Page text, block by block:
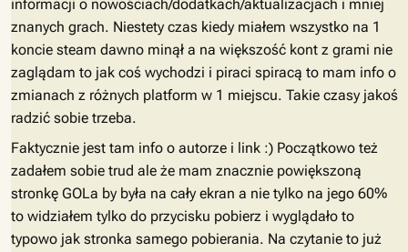
informacji o nowościach/dodatkach/aktualizacjach i mniej
znanych grach. Niestety czas kiedy miałem wszystko na 1
koncie steam dawno minął a na większość kont z grami nie
zaglądam to jak coś wychodzi i piraci spiracą to mam info o
zmianach z różnych platform w 1 miejscu. Takie czasy jakoś
radzić sobie trzeba.
Faktycznie jest tam info o autorze i link :) Początkowo też
zadałem sobie trud ale że mam znacznie powiększoną
stronkę GOLa by była na cały ekran a nie tylko na jego 60%
to widziałem tylko do przycisku pobierz i wyglądało to
typowo jak stronka samego pobierania. Na czytanie to już